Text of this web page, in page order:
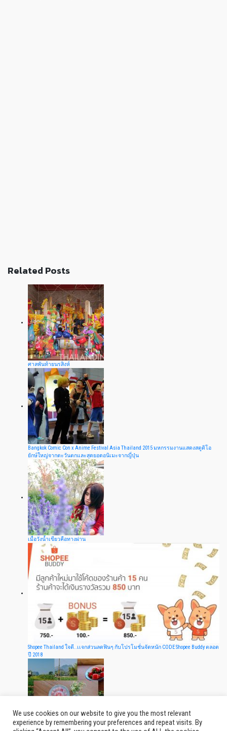
Related Posts
ศาลพันท้ายนรสิงห์
Bangkok Comic Con x Anime Festival Asia Thailand 2015 มหกรรมงานแสดงสตูดิโอ
ยักษ์ใหญ่จากตะวันตกและสุดยอดอนิเมะจากญี่ปุ่น
เมื่อวังน้ำเขียวคือทางผ่าน
Shopee Thailand ใจดี..เเจกส่วนลดฟินๆ กับโปรโมชั่นจัดหนัก CODE Shopee Buddy ตลอด
ปี 2018
We use cookies on our website to give you the most relevant
experience by remembering your preferences and repeat visits. By